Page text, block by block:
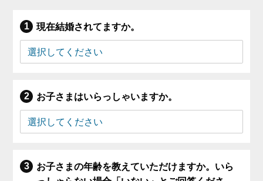
現在結婚されてますか。
お子さまはいらっしゃいますか。
お子さまの年齢を教えていただけますか。いら